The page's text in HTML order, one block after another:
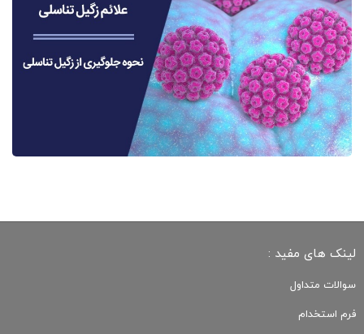
لینک های مفید :
سوالات متداول
فرم استخدام